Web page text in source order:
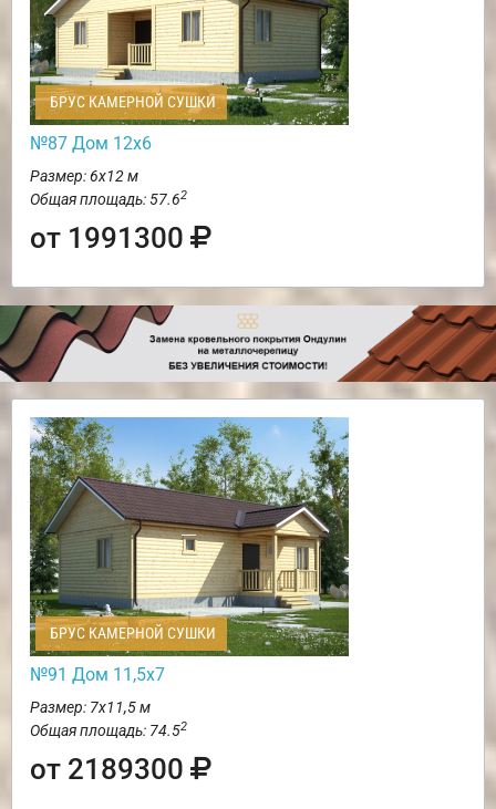
БРУС КАМЕРНОЙ СУШКИ
№87 Дом 12х6
Размер: 6х12 м
Общая площадь: 57.62
от 1991300
БРУС КАМЕРНОЙ СУШКИ
№91 Дом 11,5х7
Размер: 7х11,5 м
Общая площадь: 74.52
от 2189300